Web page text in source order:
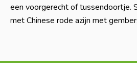
een voorgerecht of tussendoortje.
met Chinese rode azijn met